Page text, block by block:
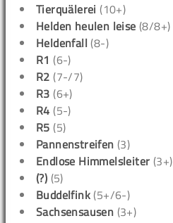
Tierquälerei (10+)
Helden heulen leise (8/8+)
Heldenfall (8-)
R1 (6-)
R2 (7-/7)
R3 (6+)
R4 (5-)
R5 (5)
Pannenstreifen (3)
Endlose Himmelsleiter (3+)
(?) (5)
Buddelfink (5+/6-)
Sachsensausen (3+)